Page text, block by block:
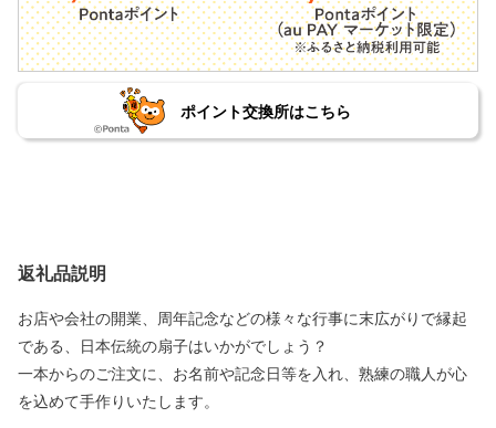
ポイント交換所はこちら
返礼品説明
お店や会社の開業、周年記念などの様々な行事に末広がりで縁起
である、日本伝統の扇子はいかがでしょう？
一本からのご注文に、お名前や記念日等を入れ、熟練の職人が心
を込めて手作りいたします。